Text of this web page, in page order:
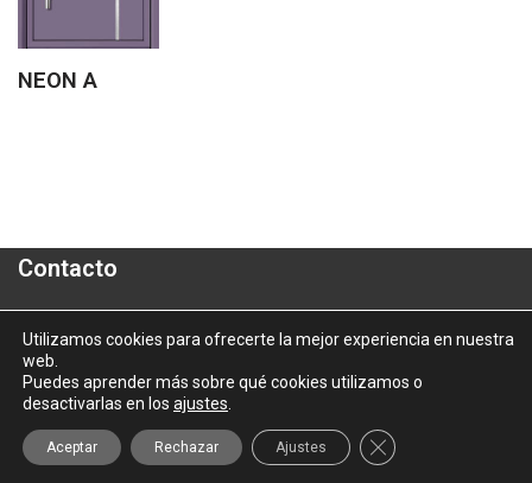
NEON A
Contacto
Polígono Industrial "A Granxa"- Paralela 2- Parcela 16
informacion@aluporta.com
Tel: +34 986 337 787 - Fax: +34 986 337 778
2025 © Aluporta |Aviso Legal |Política de Privacidad
de Cookies
Utilizamos cookies para ofrecerte la mejor experiencia en nuestra
web.
Puedes aprender más sobre qué cookies utilizamos o
desactivarlas en los ajustes
Aceptar Rechazar Ajustes Cerrar el banner de